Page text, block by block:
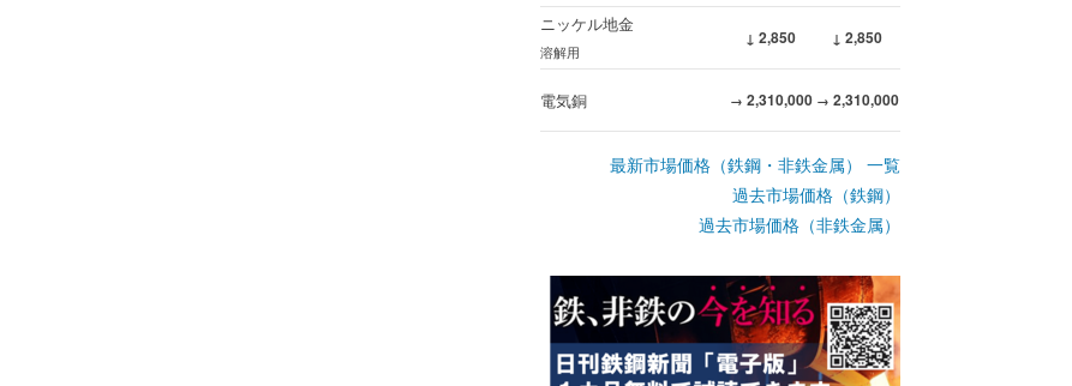
ニッケル地金
溶解用
↓ 2,850 ↓ 2,850
電気銅 → 2,310,000 → 2,310,000
最新市場価格（鉄鋼・非鉄金属） 一覧
過去市場価格（鉄鋼）
過去市場価格（非鉄金属）